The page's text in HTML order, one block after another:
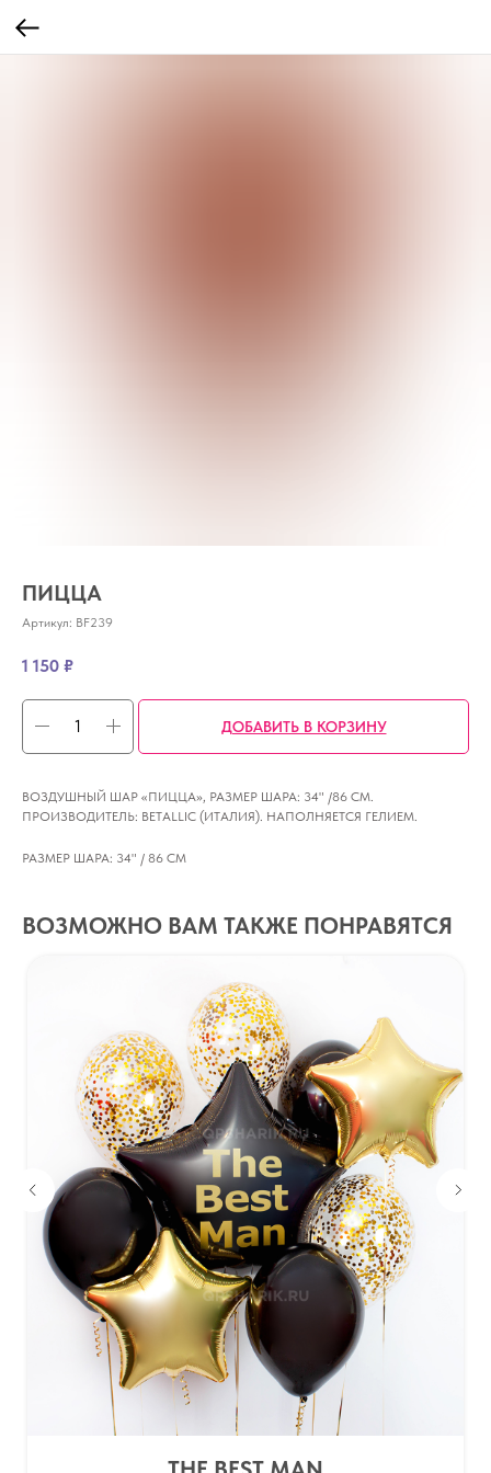
ПИЦЦА
Артикул: BF239
1 150 ₽
ДОБАВИТЬ В КОРЗИНУ
ВОЗДУШНЫЙ ШАР «ПИЦЦА», РАЗМЕР ШАРА: 34" /86 CM.
ПРОИЗВОДИТЕЛЬ: BETALLIC (ИТАЛИЯ). НАПОЛНЯЕТСЯ ГЕЛИЕМ.
РАЗМЕР ШАРА: 34" / 86 СМ
ВОЗМОЖНО ВАМ ТАКЖЕ ПОНРАВЯТСЯ